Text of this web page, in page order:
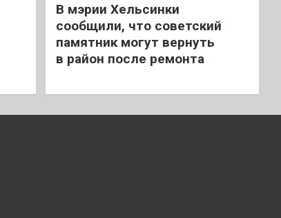
В мэрии Хельсинки
сообщили, что советский
памятник могут вернуть
в район после ремонта